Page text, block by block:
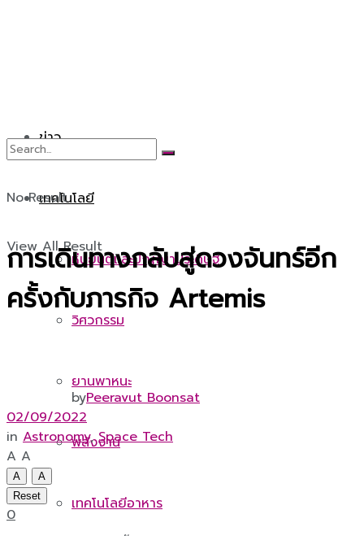
ข่าว
เทคโนโลยี
หุ่นยนต์และปัญญาประดิษฐ์
วิศวกรรม
ยานพาหนะ
พลังงาน
เทคโนโลยีอาหาร
No Result
View All Result
การเดินทางกลับสู่ดวงจันทร์อีก
ครั้งกับภารกิจ Artemis
byPeeravut Boonsat
02/09/2022
in Astronomy,Space Tech
A A
A
A
Reset
0